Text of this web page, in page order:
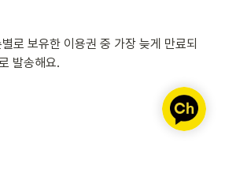
로 보유한 이용권 중 가장 늦게 만료되
발송해요.